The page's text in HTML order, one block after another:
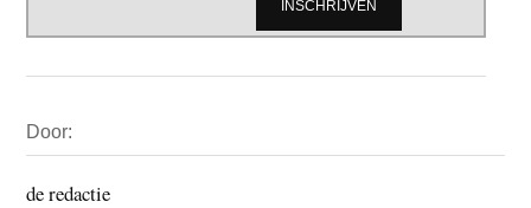
Sidebar
Door:
de redactie